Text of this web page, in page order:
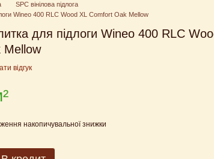
SPC вінілова підлога
Wineo 400 RLC Wood XL Comfort Oak Mellow
для підлоги Wineo 400 RLC
Mellow
відгук
накопичувальної знижки